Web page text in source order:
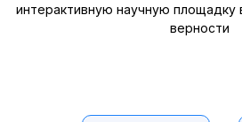
интерактивную научную
верности